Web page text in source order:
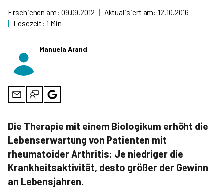
Erschienen am: 09.09.2012 | Aktualisiert am: 12.10.2016
| Lesezeit: 1 Min
Manuela Arand
Die Therapie mit einem Biologikum erhöht die
Lebenserwartung von Patienten mit
rheumatoider Arthritis: Je niedriger die
Krankheitsaktivität, desto größer der Gewinn
an Lebensjahren.